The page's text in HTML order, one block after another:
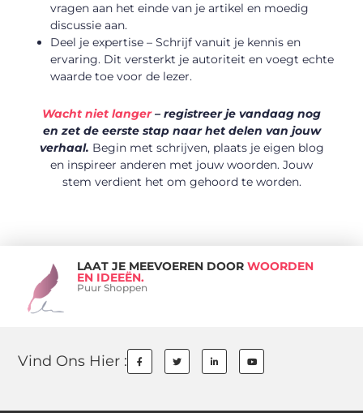
vragen aan het einde van je artikel en moedig
discussie aan.
Deel je expertise – Schrijf vanuit je kennis en
ervaring. Dit versterkt je autoriteit en voegt echte
waarde toe voor de lezer.
Wacht niet langer– registreer je vandaag nog
en zet de eerste stap naar het delen van jouw
verhaal. Begin met schrijven, plaats je eigen blog
en inspireer anderen met jouw woorden. Jouw
stem verdient het om gehoord te worden.
LAAT JE MEEVOEREN DOOR WOORDEN
EN IDEEËN.
Puur Shoppen
Vind Ons Hier :